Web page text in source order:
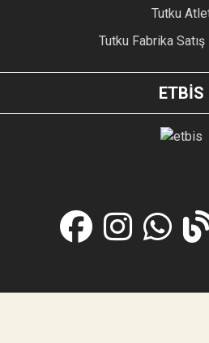
Tutku
Tutku Fabrika
ETBİS